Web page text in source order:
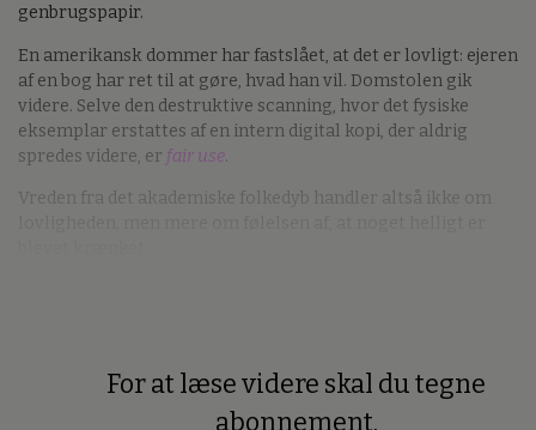
genbrugspapir.
En amerikansk dommer har fastslået, at det er lovligt: ejeren
af en bog har ret til at gøre, hvad han vil. Domstolen gik
videre. Selve den destruktive scanning, hvor det fysiske
eksemplar erstattes af en intern digital kopi, der aldrig
spredes videre, er fair use.
Vreden fra det akademiske folkedyb handler altså ikke om
For at læse videre skal du tegne
abonnement.